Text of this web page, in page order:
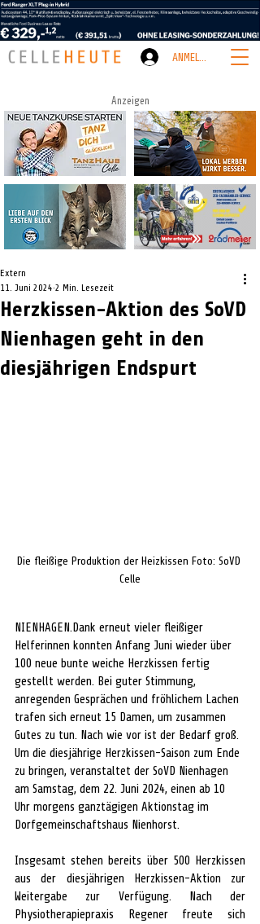
ANMELDEN
Anzeigen
Herzkissen-Aktion des SoVD
Nienhagen geht in den
diesjährigen Endspurt
Extern
11. Juni 2024 2 Min. Lesezeit
Die fleißige Produktion der Heizkissen Foto: SoVD
Celle
NIENHAGEN.Dank erneut vieler fleißiger
Helferinnen konnten Anfang Juni wieder über
100 neue bunte weiche Herzkissen fertig
gestellt werden. Bei guter Stimmung,
anregenden Gesprächen und fröhlichem Lachen
trafen sich erneut 15 Damen, um zusammen
Gutes zu tun. Nach wie vor ist der Bedarf groß.
Um die diesjährige Herzkissen-Saison zum Ende
zu bringen, veranstaltet der SoVD Nienhagen
am Samstag, dem 22. Juni 2024, einen ab 10
Uhr morgens ganztägigen Aktionstag im
Dorfgemeinschaftshaus Nienhorst.
Insgesamt stehen bereits über 500 Herzkissen
aus der diesjährigen Herzkissen-Aktion zur
Weitergabe zur Verfügung. Nach der
Physiotherapiepraxis Regener freute sich